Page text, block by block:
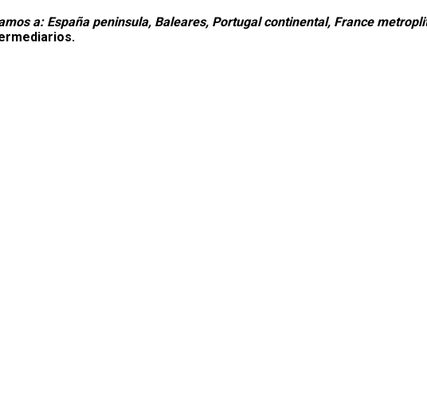
a: España peninsula, Baleares, Portugal continental, France